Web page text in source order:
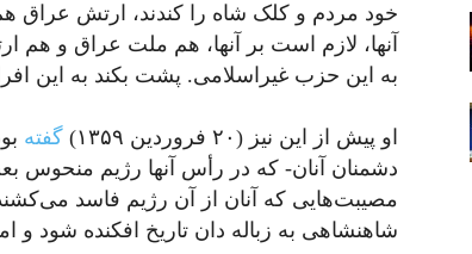
خود مردم و کلک شاه را کندند، ارتش عراق
آنها، لازم است بر آنها، هم ملت عراق و
به این حزب غیراسلامی. پشت بکند به این
او پیش از این نیز (۲۰ فروردین ۱۳۵۹) گفته
دشمنان آنان- که در رأس آنها رژیم منحوس
مصیبت‌هایی که آنان از آن رژیم فاسد
شاهنشاهی به زباله دان تاریخ افکنده شود